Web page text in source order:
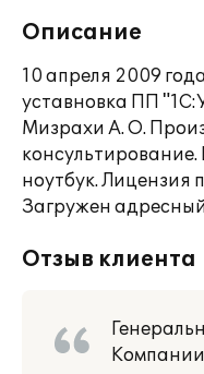
Описание
10 апреля 2009
уставновка ПП
Мизрахи А. О.
консультирование.
ноутбук. Лицензия
Загружен
Отзыв клиента